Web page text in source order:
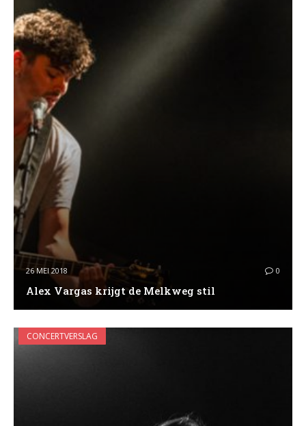
26 MEI 2018 0
Alex Vargas krijgt de Melkweg stil
CONCERTVERSLAG